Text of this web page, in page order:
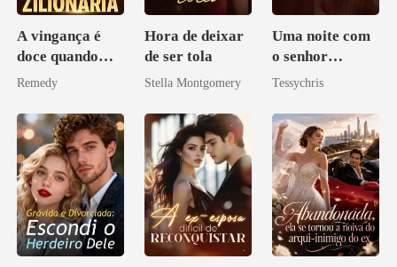
A vingança é
doce quando
você é uma
Remedy
Hora de deixar
de ser tola
Stella Montgomery
Uma noite com
o senhor
Bilionário
Tessychris